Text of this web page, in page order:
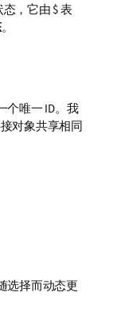
态，它由 $ 表
。
个唯一 ID。我
对象共享相同
选择而动态更